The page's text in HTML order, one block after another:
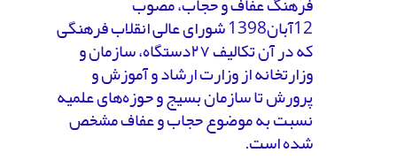
12آبان1398 شورای عالی انقلاب فرهنگی
که در آن تکالیف ۲۷دستگاه، سازمان و
وزارتخانه از وزارت ارشاد و آموزش و
پرورش تا سازمان بسیج و حوزه‌های علمیه
نسبت به موضوع حجاب و عفاف مشخص
شده است.